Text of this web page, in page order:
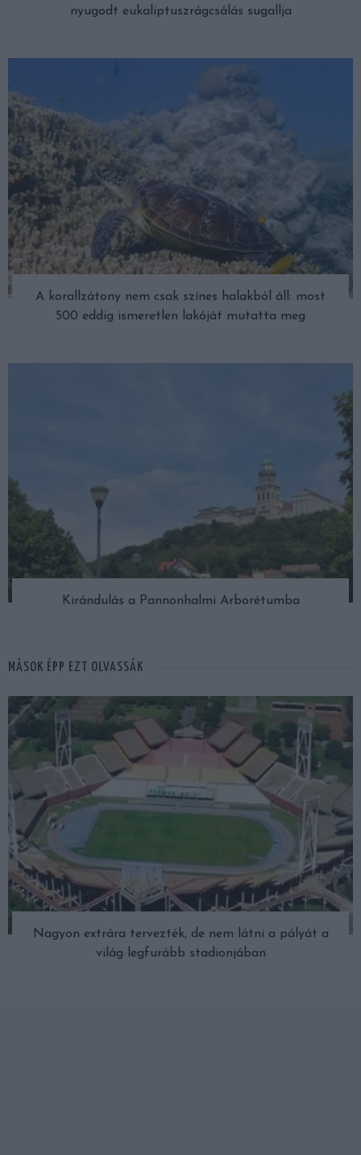
nyugodt eukaliptuszrágcsálás sugallja
A korallzátony nem csak színes halakból áll: most
500 eddig ismeretlen lakóját mutatta meg
Kirándulás a Pannonhalmi Arborétumba
MÁSOK ÉPP EZT OLVASSÁK
Nagyon extrára tervezték, de nem látni a pályát a
világ legfurább stadionjában